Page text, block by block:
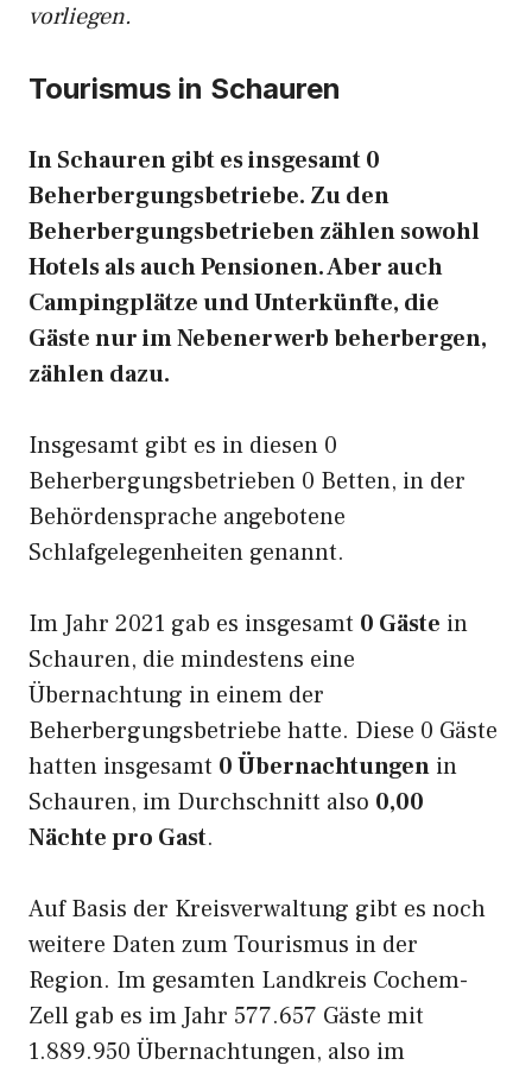
vorliegen.
Tourismus in Schauren
In Schauren gibt es insgesamt 0
Beherbergungsbetriebe. Zu den
Beherbergungsbetrieben zählen sowohl
Hotels als auch Pensionen. Aber auch
Campingplätze und Unterkünfte, die
Gäste nur im Nebenerwerb beherbergen,
zählen dazu.
Insgesamt gibt es in diesen 0
Beherbergungsbetrieben 0 Betten, in der
Behördensprache angebotene
Schlafgelegenheiten genannt.
Im Jahr 2021 gab es insgesamt 0 Gäste in
Schauren, die mindestens eine
Übernachtung in einem der
Beherbergungsbetriebe hatte. Diese 0 Gäste
hatten insgesamt 0 Übernachtungen in
Schauren, im Durchschnitt also 0,00
Nächte pro Gast.
Auf Basis der Kreisverwaltung gibt es noch
weitere Daten zum Tourismus in der
Region. Im gesamten Landkreis Cochem-
Zell gab es im Jahr 577.657 Gäste mit
1.889.950 Übernachtungen, also im